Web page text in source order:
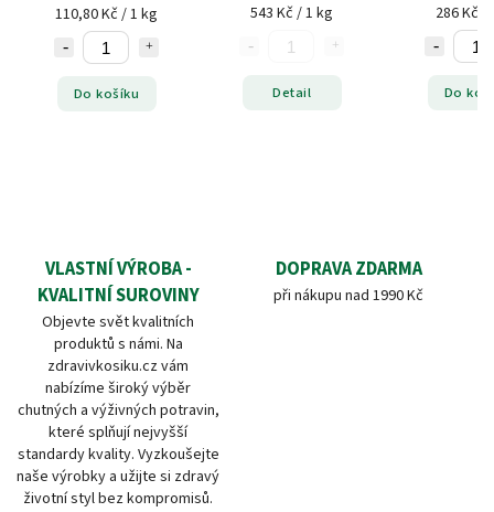
543 Kč / 1 kg
Detail
286 Kč / 1 kg
Do košíku
1 932
Do
VLASTNÍ VÝROBA -
KVALITNÍ SUROVINY
Objevte svět kvalitních
produktů s námi. Na
zdravivkosiku.cz vám
nabízíme široký výběr
chutných a výživných potravin,
které splňují nejvyšší
standardy kvality. Vyzkoušejte
naše výrobky a užijte si zdravý
životní styl bez kompromisů.
DOPRAVA ZDARMA
při nákupu nad 1990 Kč